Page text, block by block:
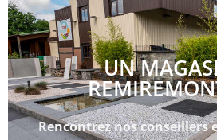
UN
Rencontrez nos conseillers